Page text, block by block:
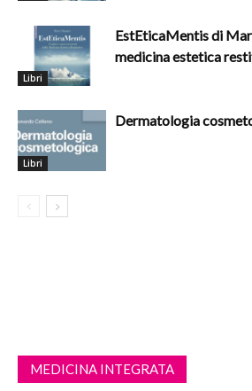
Libri
EstEticaMentis di
medicina estetica
Libri
Dermatologia
MEDICINA INTEGRATA